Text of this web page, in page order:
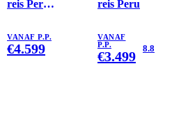
reis Peru
Amazone
VANAF P.P.
€4.599
reis Peru
VANAF
P.P.
€3.499 8.8